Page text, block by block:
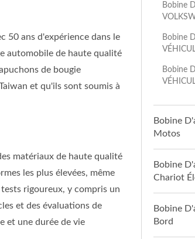
50 ans d'expérience dans le
automobile de haute qualité
de bougie
et qu'ils sont soumis à
matériaux de haute qualité
les plus élevées, même
rigoureux, y compris un
et des évaluations de
et une durée de vie
Bobine
Bobine
Bobine
Bobine
Motos
Bobine
Chariot
Bobine
Bord